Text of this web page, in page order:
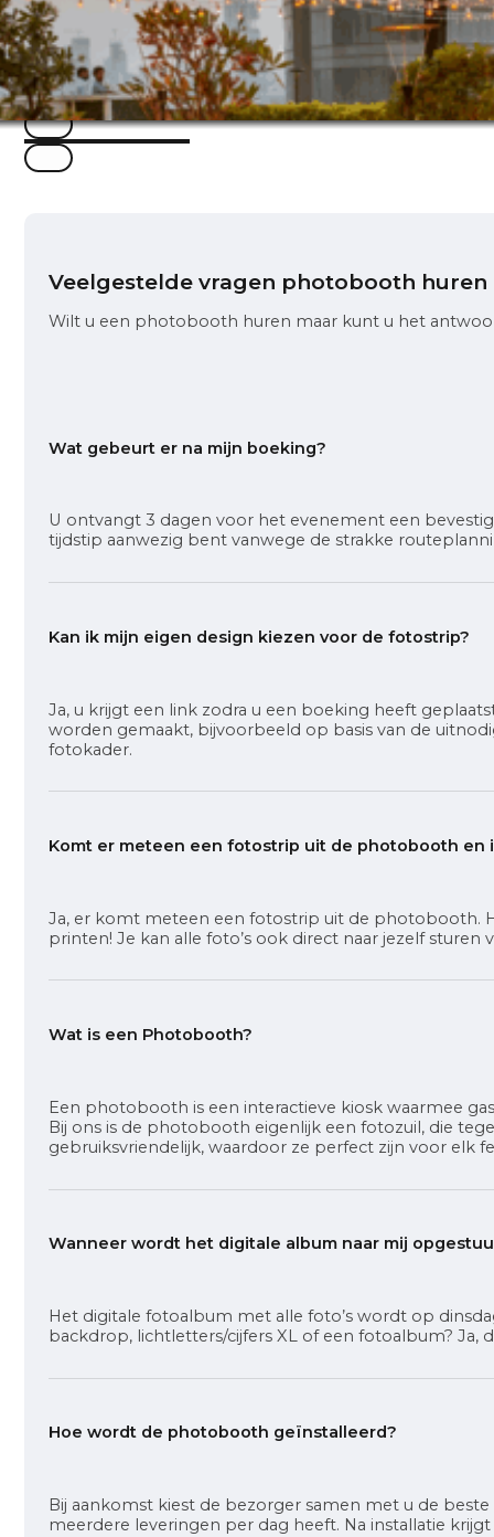
Veelgestelde vragen photobooth huren
Wilt u een photobooth huren maar kunt u het
Wat gebeurt er na mijn boeking?
U ontvangt 3 dagen voor het evenement een
tijdstip aanwezig bent vanwege de strakke
Kan ik mijn eigen design kiezen voor de fotostrip?
Ja, u krijgt een link zodra u een boeking heeft
worden gemaakt, bijvoorbeeld op basis van de
fotokader.
Komt er meteen een fotostrip uit de photobooth en
Ja, er komt meteen een fotostrip uit de photobooth.
printen! Je kan alle foto’s ook direct naar jezelf
Wat is een Photobooth?
Een photobooth is een interactieve kiosk waarmee
Bij ons is de photobooth eigenlijk een fotozuil, die
gebruiksvriendelijk, waardoor ze perfect zijn voor elk
Wanneer wordt het digitale album naar mij
Het digitale fotoalbum met alle foto’s wordt op
backdrop, lichtletters/cijfers XL of een fotoalbum? Ja,
Hoe wordt de photobooth geïnstalleerd?
Bij aankomst kiest de bezorger samen met u de
meerdere leveringen per dag heeft. Na installatie